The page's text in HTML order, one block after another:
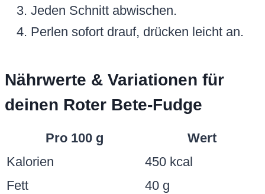
Jeden Schnitt abwischen.
Perlen sofort drauf, drücken leicht an.
Nährwerte & Variationen für
deinen Roter Bete-Fudge
Pro 100 g
Wert
Kalorien
450 kcal
Fett
40 g